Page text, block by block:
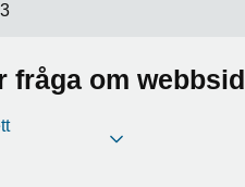
fråga om